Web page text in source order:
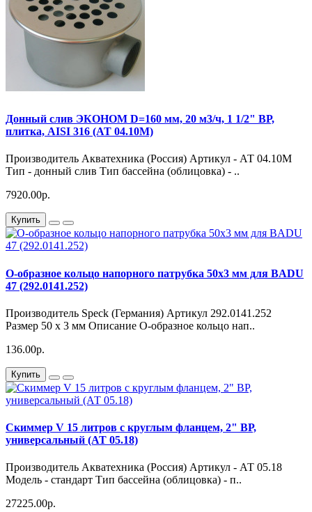
Донный слив ЭКОНОМ D=160 мм, 20 м3/ч, 1 1/2" ВР,
плитка, AISI 316 (АТ 04.10M)
Производитель Акватехника (Россия) Артикул - АТ 04.10M
Тип - донный слив Тип бассейна (облицовка) - ..
7920.00р.
Купить
О-образное кольцо напорного патрубка 50х3 мм для BADU
47 (292.0141.252)
Производитель Speck (Германия) Артикул 292.0141.252
Размер 50 х 3 мм Описание О-образное кольцо нап..
136.00р.
Купить
Скиммер V 15 литров с круглым фланцем, 2" ВР,
универсальный (АТ 05.18)
Производитель Акватехника (Россия) Артикул - АТ 05.18
Модель - стандарт Тип бассейна (облицовка) - п..
27225.00р.